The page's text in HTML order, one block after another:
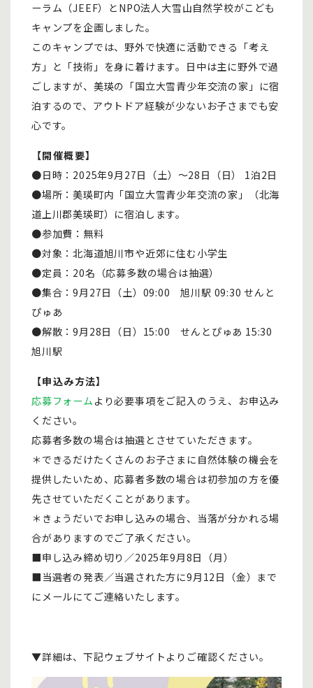
ーラム（JEEF）とNPO法人大雪山自然学校がこども
キャンプを企画しました。
このキャンプでは、野外で快適に活動できる「考え
方」と「技術」を身に着けます。日中は主に野外で過
ごしますが、美瑛の「国立大雪青少年交流の家」に宿
泊するので、アウトドア経験が少ないお子さまでも安
心です。
【開催概要】
●日時：2025年9月27日（土）～28日（日） 1泊2日
●場所：美瑛町内「国立大雪青少年交流の家」（北海
道上川郡美瑛町）に宿泊します。
●参加費：無料
●対象：北海道旭川市や近郊に住む小学生
●定員：20名（応募多数の場合は抽選）
●集合：9月27日（土）09:00 旭川駅 09:30 せんと
ぴゅあ
●解散：9月28日（日）15:00 せんとぴゅあ 15:30
旭川駅
【申込み方法】
応募フォーム より必要事項をご記入のうえ、お申込み
ください。
応募者多数の場合は抽選とさせていただきます。
＊できるだけたくさんのお⼦さまに⾃然体験の機会を
提供したいため、応募者多数の場合は初参加の⽅を優
先させていただくことがあります。
＊きょうだいでお申し込みの場合、当落が分かれる場
合がありますのでご了承ください。
■申し込み締め切り∕2025年9⽉8⽇（月）
■当選者の発表／当選された方に9月12日（金）まで
にメールにてご連絡いたします。
▼詳細は、下記ウェブサイトよりご確認ください。